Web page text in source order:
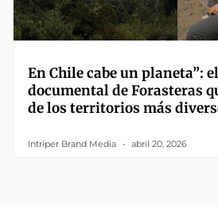
En Chile cabe un planeta”:
documental de Forasteras
de los territorios más
Intriper Brand Media abril 20, 2026